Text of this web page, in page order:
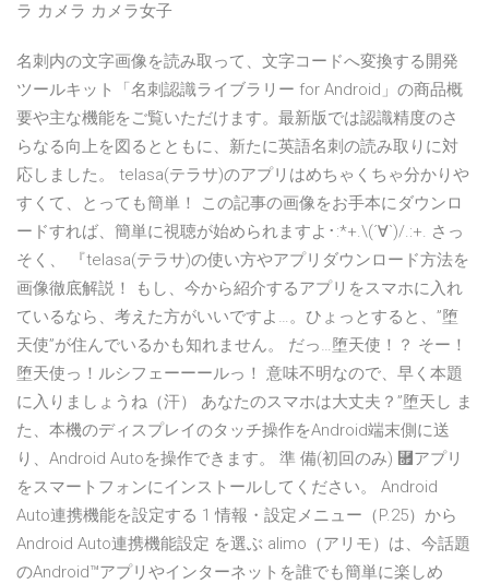
ラ カメラ カメラ女子
名刺内の文字画像を読み取って、文字コードへ変換する開発
ツールキット「名刺認識ライブラリー for Android」の商品概
要や主な機能をご覧いただけます。最新版では認識精度のさ
らなる向上を図るとともに、新たに英語名刺の読み取りに対
応しました。 telasa(テラサ)のアプリはめちゃくちゃ分かりや
すくて、とっても簡単！ この記事の画像をお手本にダウンロ
ードすれば、簡単に視聴が始められますよ･:*+.\(´∀`)/.:+. さっ
そく、 『telasa(テラサ)の使い方やアプリダウンロード方法を
画像徹底解説！ もし、今から紹介するアプリをスマホに入れ
ているなら、考えた方がいいですよ…。ひょっとすると、”堕
天使”が住んでいるかも知れません。 だっ…堕天使！？ そー！
堕天使っ！ルシフェーーールっ！ 意味不明なので、早く本題
に入りましょうね（汗） あなたのスマホは大丈夫？”堕天し ま
た、本機のディスプレイのタッチ操作をAndroid端末側に送
り、Android Autoを操作できます。 準 備(初回のみ) ⿟アプリ
をスマートフォンにインストールしてください。 Android
Auto連携機能を設定する 1 情報・設定メニュー（P.25）から
Android Auto連携機能設定 を選ぶ alimo（アリモ）は、今話題
のAndroid™アプリやインターネットを誰でも簡単に楽しめ